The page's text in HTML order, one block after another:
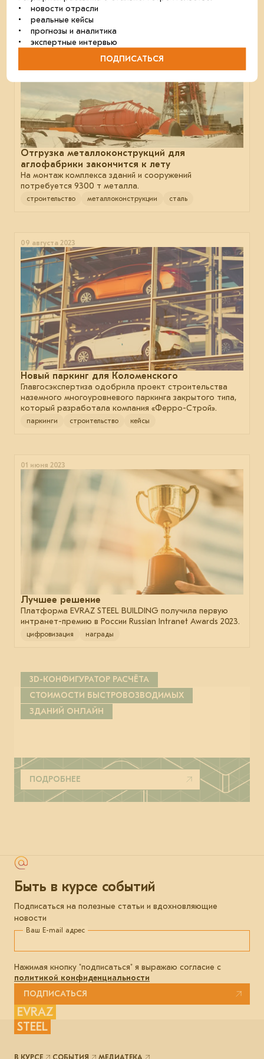
06 февраля 2025
Отгрузка металлоконструкций для
аглофабрики закончится к лету
На монтаж комплекса зданий и сооружений
потребуется 9300 т металла.
строительство металлоконструкции сталь
09 августа 2023
Новый паркинг для Коломенского
Главгосэкспертиза одобрила проект строительства
наземного многоуровневого паркинга закрытого типа,
который разработала компания «Ферро-Строй».
паркинги строительство кейсы
01 июня 2023
Лучшее решение
Платформа EVRAZ STEEL BUILDING получила первую
интранет-премию в России Russian Intranet Awards 2023.
цифровизация награды
3D-КОНФИГУРАТОР РАСЧЁТА
СТОИМОСТИ БЫСТРОВОЗВОДИМЫХ
ЗДАНИЙ ОНЛАЙН
ПОДРОБНЕЕ
Быть в курсе событий
Подписаться на полезные статьи и вдохновляющие
новости
Ваш E-mail адрес
Нажимая кнопку "подписаться" я выражаю согласие с
политикой конфиденциальности
ПОДПИСАТЬСЯ
EVRAZ
STEEL
В КУРСЕ СОБЫТИЯ МЕДИАТЕКА
• новости отрасли
• реальные кейсы
• прогнозы и аналитика
• экспертные интервью
ПОДПИСАТЬСЯ